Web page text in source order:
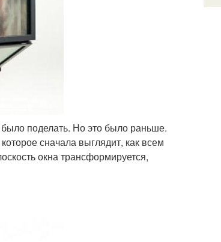
поделать. Но это было раньше.
сначала выглядит, как всем
окна трансформируется,